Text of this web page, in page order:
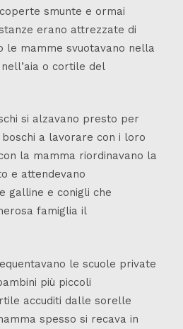
smunte e ormai
erano attrezzate di
le mamme svuotavano nella
o cortile del
si alzavano presto per
a lavorare con i loro
la mamma riordinavano la
e attendevano
galline e conigli che
famiglia il
le scuole private
più piccoli
accuditi dalle sorelle
spesso si recava in